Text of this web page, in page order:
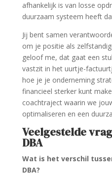
afhankelijk is van losse
duurzaam systeem heeft
Jij bent samen
om je positie als
geloof me, dat gaat een
vastzit in het uurtje-
hoe je je onderneming
financieel sterker kunt
coachtraject waarin we
optimaliseren en een
Veelgestelde
DBA
Wat is het verschil
DBA?